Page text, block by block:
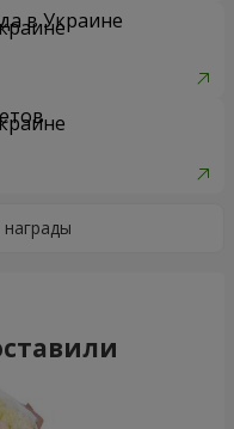
в Украине